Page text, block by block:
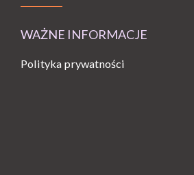
WAŻNE INFORMACJE
Polityka prywatności